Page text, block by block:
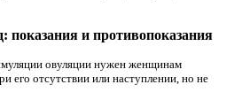
и противопоказания
овуляции нужен женщинам
его отсутствии или наступлении, но не